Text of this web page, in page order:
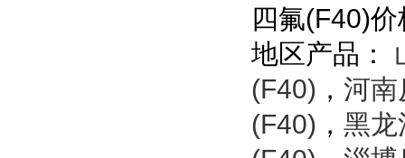
四氟(F40)
地区产品：
(F40) ， 河南
(F40) ， 黑龙